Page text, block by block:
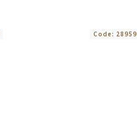
Code: 28959